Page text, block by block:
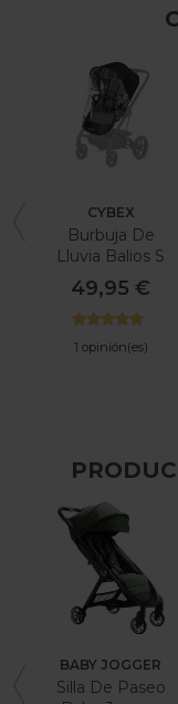
CYBEX
Burbuja De
Lluvia Balios S
De Cybex
49,95 €
1 opinión(es)
BABY JOGGER
Silla De Paseo